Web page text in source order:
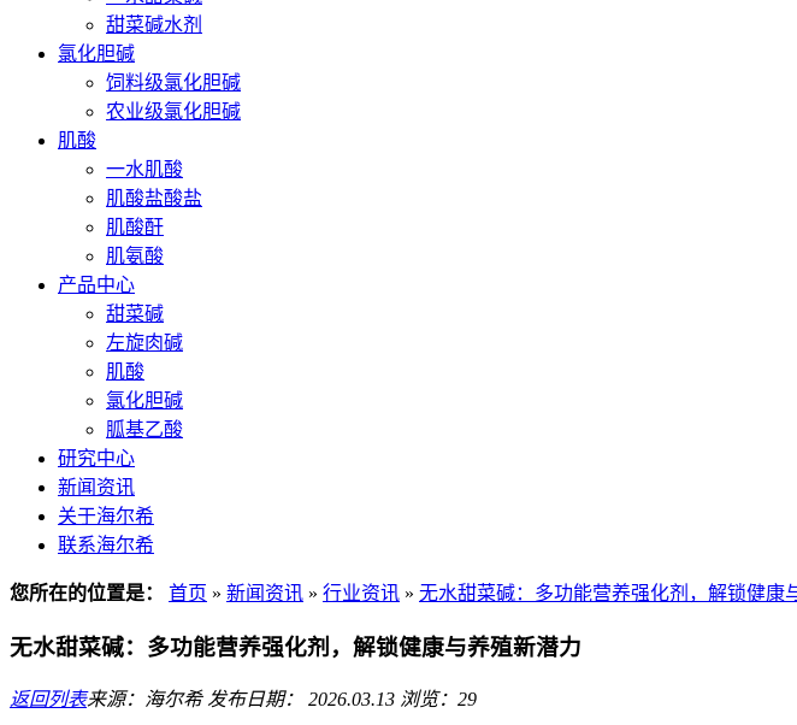
甜菜碱水剂
氯化胆碱
饲料级氯化胆碱
农业级氯化胆碱
肌酸
一水肌酸
肌酸盐酸盐
肌酸酐
肌氨酸
产品中心
甜菜碱
左旋肉碱
肌酸
氯化胆碱
胍基乙酸
研究中心
新闻资讯
关于海尔希
联系海尔希
您所在的位置是： 首页 » 新闻资讯 » 行业资讯 » 无水甜菜碱：多功能营养强化剂，解锁健康
无水甜菜碱：多功能营养强化剂，解锁健康与养殖新潜力
返回列表来源：海尔希 发布日期： 2026.03.13 浏览：29